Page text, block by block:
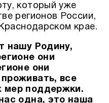
который уже
регионов России,
крае.
нашу Родину,
они
они
все
мер поддержки.
одна, это наша